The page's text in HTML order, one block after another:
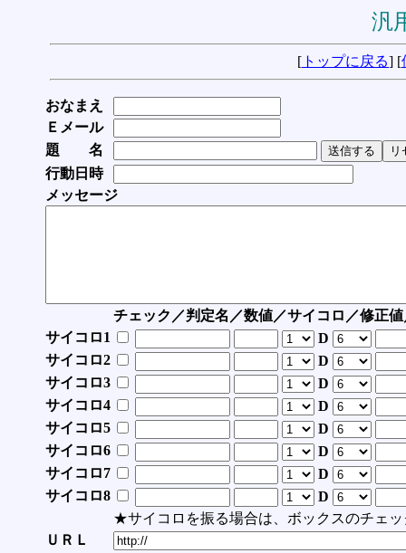
汎
[ トップに戻る] [
おなまえ
Ｅメール
題 名
行動日時
メッセージ
チェック／判定名／数値／サイコロ／修正
サイコロ1
D
サイコロ2
D
サイコロ3
D
サイコロ4
D
サイコロ5
D
サイコロ6
D
サイコロ7
D
サイコロ8
D
★サイコロを振る場合は、ボックスのチェッ
ＵＲＬ